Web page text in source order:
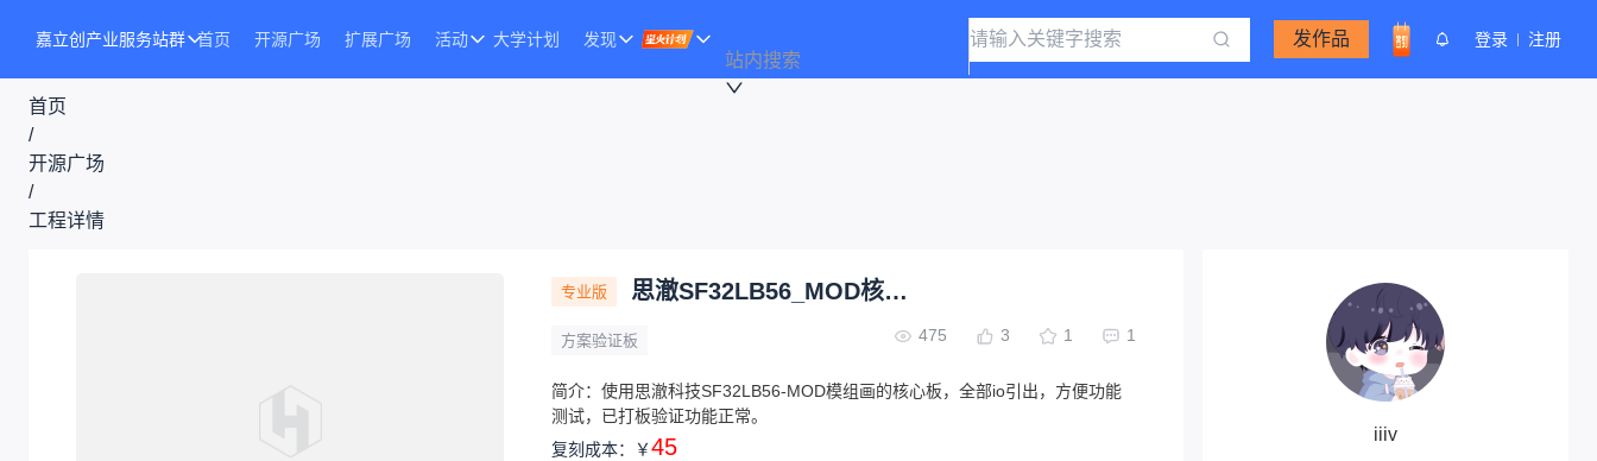
嘉立创产业服务站群 首页 开源广场 扩展广场 活动 大学计划 发现
站内搜索
发作品 登录 注册
首页
/
开源广场
/
工程详情
专业版 思澈SF32LB56_MOD核心板
方案验证板 475 3 1 1
简介： 使用思澈科技SF32LB56-MOD模组画的核心板，全部io引出，方便功能
测试，已打板验证功能正常。
复刻成本：
￥45 iiiv